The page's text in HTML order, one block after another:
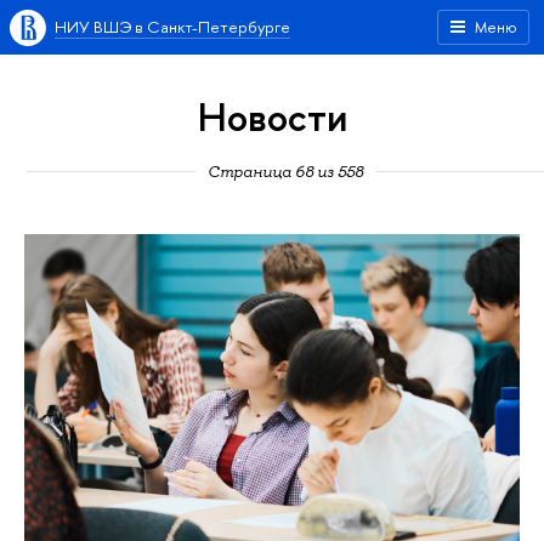
Меню
НИУ ВШЭ в Санкт-Петербурге
Новости
Страница 68 из 558